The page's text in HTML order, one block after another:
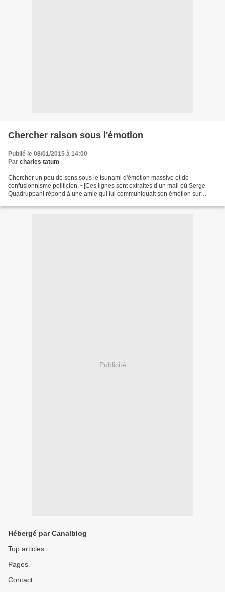
Chercher raison sous l'émotion
Publié le 08/01/2015 à 14:00
Par charles tatum
Chercher un peu de sens sous le tsunami d'émotion massive et de
confusionnisme politicien ~ [Ces lignes sont extraites d’un mail où Serge
Quadruppani répond à une amie qui lui communiquait son émotion sur
Publicité
Hébergé par Canalblog
Top articles
Pages
Contact